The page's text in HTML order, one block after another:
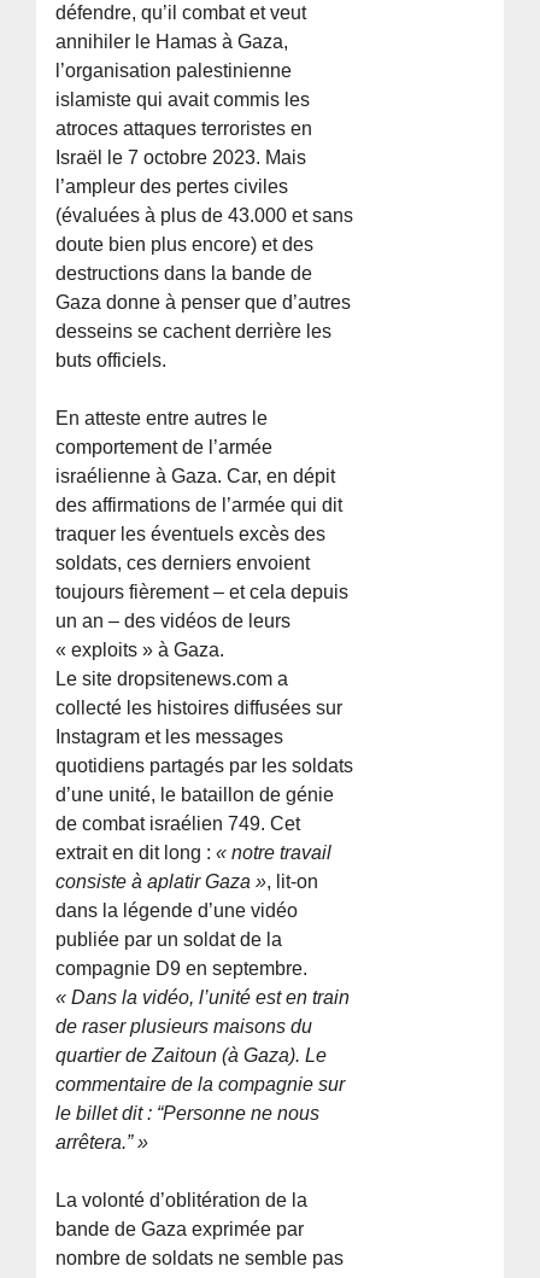
défendre, qu’il combat et veut
annihiler le Hamas à Gaza,
l’organisation palestinienne
islamiste qui avait commis les
atroces attaques terroristes en
Israël le 7 octobre 2023. Mais
l’ampleur des pertes civiles
(évaluées à plus de 43.000 et sans
doute bien plus encore) et des
destructions dans la bande de
Gaza donne à penser que d’autres
desseins se cachent derrière les
buts officiels.
En atteste entre autres le
comportement de l’armée
israélienne à Gaza. Car, en dépit
des affirmations de l’armée qui dit
traquer les éventuels excès des
soldats, ces derniers envoient
toujours fièrement – et cela depuis
un an – des vidéos de leurs
« exploits » à Gaza.
Le site dropsitenews.com a
collecté les histoires diffusées sur
Instagram et les messages
quotidiens partagés par les soldats
d’une unité, le bataillon de génie
de combat israélien 749. Cet
extrait en dit long :« notre travail
consiste à aplatir Gaza », lit-on
dans la légende d’une vidéo
publiée par un soldat de la
compagnie D9 en septembre.
« Dans la vidéo, l’unité est en train
de raser plusieurs maisons du
quartier de Zaitoun (à Gaza). Le
commentaire de la compagnie sur
le billet dit : “Personne ne nous
arrêtera.” »
La volonté d’oblitération de la
bande de Gaza exprimée par
nombre de soldats ne semble pas